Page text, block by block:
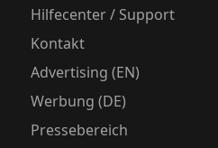
Hilfecenter / Support
Kontakt
Advertising (EN)
Werbung (DE)
Pressebereich